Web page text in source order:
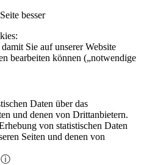
besser
Sie auf unserer Website
bearbeiten können („notwendige
Daten über das
und denen von Drittanbietern.
von statistischen Daten
Seiten und denen von
ⓘ